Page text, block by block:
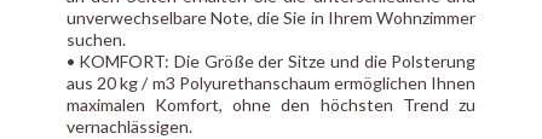
unverwechselbare Note, die Sie in Ihrem Wohnzimmer
suchen.
• KOMFORT: Die Größe der Sitze und die Polsterung
aus 20 kg / m3 Polyurethanschaum ermöglichen Ihnen
maximalen Komfort, ohne den höchsten Trend zu
vernachlässigen.